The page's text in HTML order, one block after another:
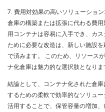
7. 費用対効果の高いソリューショ
倉庫の構築または拡張に代わる費
用コンテナは容易に入手でき、カ
ために必要な改造は、新しい施設
で済みます。 このため、リソース
ナ化倉庫は魅力的な選択肢となりま
結論として、コンテナ化された倉
するための柔軟で効率的なソリュ
活用することで、保管容量の増加